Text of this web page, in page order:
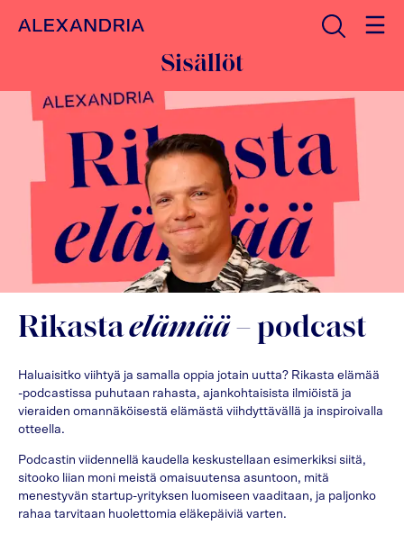
Etusivulle Avaa haku
Sisällöt
Rikastaelämää– podcast
Haluaisitko viihtyä ja samalla oppia jotain uutta? Rikasta elämää
-podcastissa puhutaan rahasta, ajankohtaisista ilmiöistä ja
vieraiden omannäköisestä elämästä viihdyttävällä ja inspiroivalla
otteella.
Podcastin viidennellä kaudella keskustellaan esimerkiksi siitä,
sitooko liian moni meistä omaisuutensa asuntoon, mitä
menestyvän startup-yrityksen luomiseen vaaditaan, ja paljonko
rahaa tarvitaan huolettomia eläkepäiviä varten.